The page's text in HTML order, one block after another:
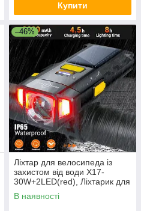
Купити
–46%
Ліхтар для велосипеда із
захистом від води X17-
30W+2LED(red), Ліхтарик для
велосипеда DF-56
В наявності